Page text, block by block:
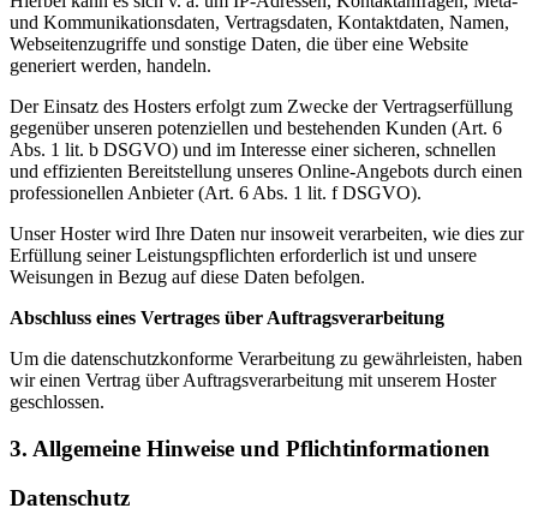
und Kommunikationsdaten, Vertragsdaten, Kontaktdaten, Namen,
Webseitenzugriffe und sonstige Daten, die über eine Website
generiert werden, handeln.
Der Einsatz des Hosters erfolgt zum Zwecke der Vertragserfüllung
gegenüber unseren potenziellen und bestehenden Kunden (Art. 6
Abs. 1 lit. b DSGVO) und im Interesse einer sicheren, schnellen
und effizienten Bereitstellung unseres Online-Angebots durch einen
professionellen Anbieter (Art. 6 Abs. 1 lit. f DSGVO).
Unser Hoster wird Ihre Daten nur insoweit verarbeiten, wie dies zur
Erfüllung seiner Leistungspflichten erforderlich ist und unsere
Weisungen in Bezug auf diese Daten befolgen.
Abschluss eines Vertrages über Auftragsverarbeitung
Um die datenschutzkonforme Verarbeitung zu gewährleisten, haben
wir einen Vertrag über Auftragsverarbeitung mit unserem Hoster
geschlossen.
3. Allgemeine Hinweise und Pflichtinformationen
Datenschutz